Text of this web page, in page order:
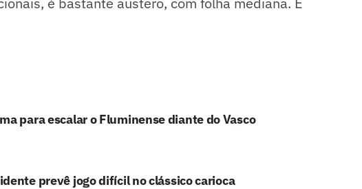
para escalar o Fluminense diante do Vasco
prevê jogo difícil no clássico carioca